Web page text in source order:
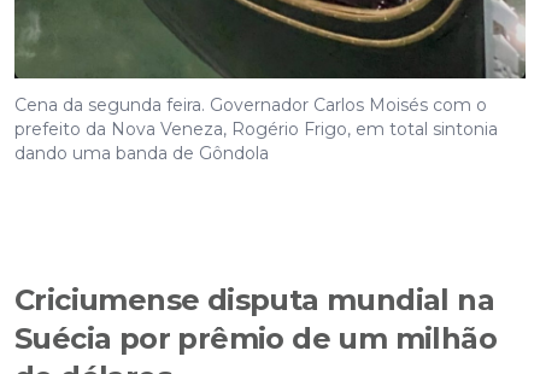
Cena da segunda feira. Governador Carlos Moisés com o
prefeito da Nova Veneza, Rogério Frigo, em total sintonia
dando uma banda de Gôndola
Criciumense disputa mundial na
Suécia por prêmio de um milhão